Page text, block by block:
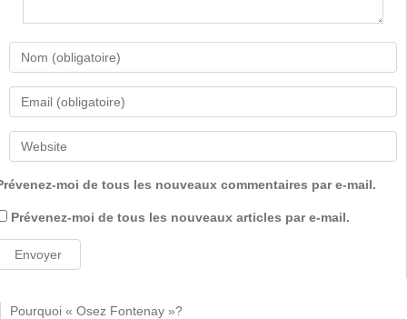
moi de tous les nouveaux commentaires par e-mail.
Prévenez-moi de tous les nouveaux articles par e-mail.
Pourquoi « Osez Fontenay »?